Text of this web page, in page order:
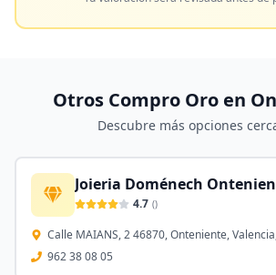
Otros Compro Oro en
Descubre más opciones
Joieria Doménech
4.7 ()
Calle MAIANS, 2 46870, Onteniente,
962 38 08 05